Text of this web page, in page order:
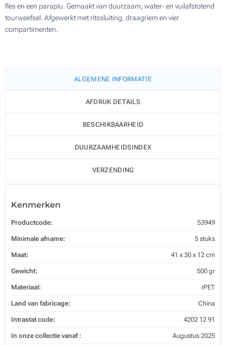
fles en een paraplu. Gemaakt van duurzaam, water- en vuilafstotend
tourweefsel. Afgewerkt met ritssluiting, draagriem en vier
compartimenten.
ALGEMENE INFORMATIE
AFDRUK DETAILS
BESCHIKBAARHEID
DUURZAAMHEIDSINDEX
VERZENDING
Kenmerken
Productcode: 53949
Minimale afname: 5 stuks
Maat: 41 x 30 x 12 cm
Gewicht: 500 gr
Materiaal: rPET
Land van fabricage: China
Intrastat code: 4202 12 91
In onze collectie vanaf : Augustus 2025